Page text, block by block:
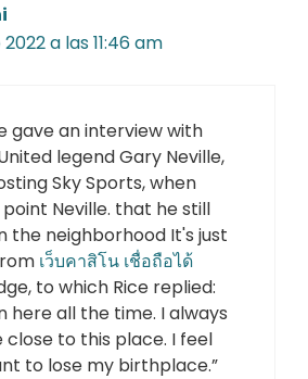
a las 11:46 am
gave an interview with
legend Gary Neville,
Sky Sports, when
Neville. that he still
the neighborhood It's just
เว็บคาสิโน เชื่อถือได้
to which Rice replied:
here all the time. I always
to this place. I feel
to lose my birthplace.”